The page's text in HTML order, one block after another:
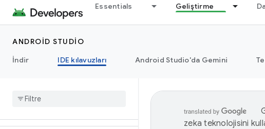
Essentials Geliştirme
ANDROID STUDIO
İndir
IDE kılavuzları Android Studio'da Gemini
zeka teknolojisini